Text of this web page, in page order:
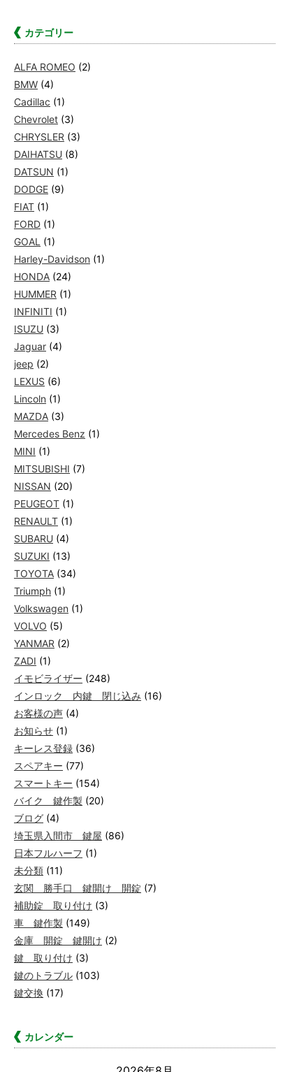
カテゴリー
ALFA ROMEO (2)
BMW (4)
Cadillac (1)
Chevrolet (3)
CHRYSLER (3)
DAIHATSU (8)
DATSUN (1)
DODGE (9)
FIAT (1)
FORD (1)
GOAL (1)
Harley-Davidson (1)
HONDA (24)
HUMMER (1)
INFINITI (1)
ISUZU (3)
Jaguar (4)
jeep (2)
LEXUS (6)
Lincoln (1)
MAZDA (3)
Mercedes Benz (1)
MINI (1)
MITSUBISHI (7)
NISSAN (20)
PEUGEOT (1)
RENAULT (1)
SUBARU (4)
SUZUKI (13)
TOYOTA (34)
Triumph (1)
Volkswagen (1)
VOLVO (5)
YANMAR (2)
ZADI (1)
イモビライザー (248)
インロック 内鍵 閉じ込み (16)
お客様の声 (4)
お知らせ (1)
キーレス登録 (36)
スペアキー (77)
スマートキー (154)
バイク 鍵作製 (20)
ブログ (4)
埼玉県入間市 鍵屋 (86)
日本フルハーフ (1)
未分類 (11)
玄関 勝手口 鍵開け 開錠 (7)
補助錠 取り付け (3)
車 鍵作製 (149)
金庫 開錠 鍵開け (2)
鍵 取り付け (3)
鍵のトラブル (103)
鍵交換 (17)
カレンダー